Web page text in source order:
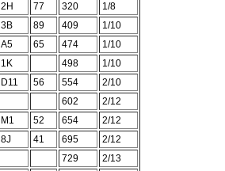
2H 77 320
1/8
3B 89 409
1/10
A5 65 474
1/10
1K 498
1/10
D11 56 554
2/10
602
2/12
M1 52 654
2/12
8J 41 695
2/12
729
2/13